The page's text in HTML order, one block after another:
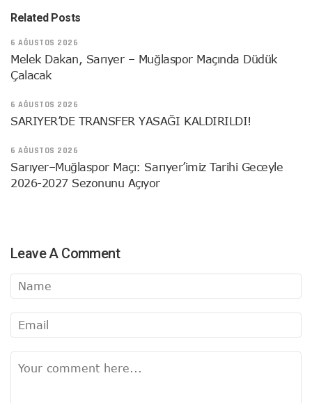
Related Posts
6 AĞUSTOS 2026
Melek Dakan, Sarıyer – Muğlaspor Maçında Düdük
Çalacak
6 AĞUSTOS 2026
SARIYER’DE TRANSFER YASAĞI KALDIRILDI!
6 AĞUSTOS 2026
Sarıyer–Muğlaspor Maçı: Sarıyer’imiz Tarihi Geceyle
2026-2027 Sezonunu Açıyor
Leave A Comment